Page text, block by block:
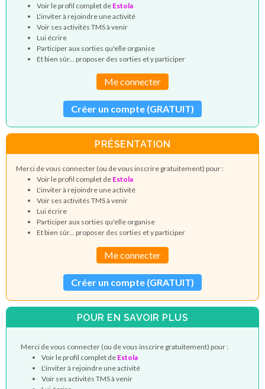
Voir le profil complet de Estola
L'inviter à rejoindre une activité
Voir ses activités TMS à venir
Lui écrire
Participer aux sorties qu'elle organise
Et bien sûr... proposer des sorties et y participer
Me connecter
Créer un compte (GRATUIT)
PRÉSENTATION
Merci de vous connecter (ou de vous inscrire gratuitement) pour :
Voir le profil complet de Estola
L'inviter à rejoindre une activité
Voir ses activités TMS à venir
Lui écrire
Participer aux sorties qu'elle organise
Et bien sûr... proposer des sorties et y participer
Me connecter
Créer un compte (GRATUIT)
POUR EN SAVOIR PLUS
Merci de vous connecter (ou de vous inscrire gratuitement) pour :
Voir le profil complet de Estola
L'inviter à rejoindre une activité
Voir ses activités TMS à venir